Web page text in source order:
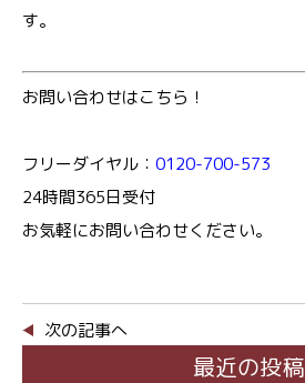
す。
お問い合わせはこちら！
フリーダイヤル： 0120-700-573
24時間365日受付
お気軽にお問い合わせください。
次の記事へ
最近の投稿